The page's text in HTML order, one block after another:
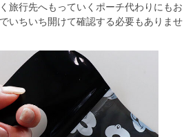
旅行先へもっていくポーチ代わりにもお
いちいち開けて確認する必要もありませ